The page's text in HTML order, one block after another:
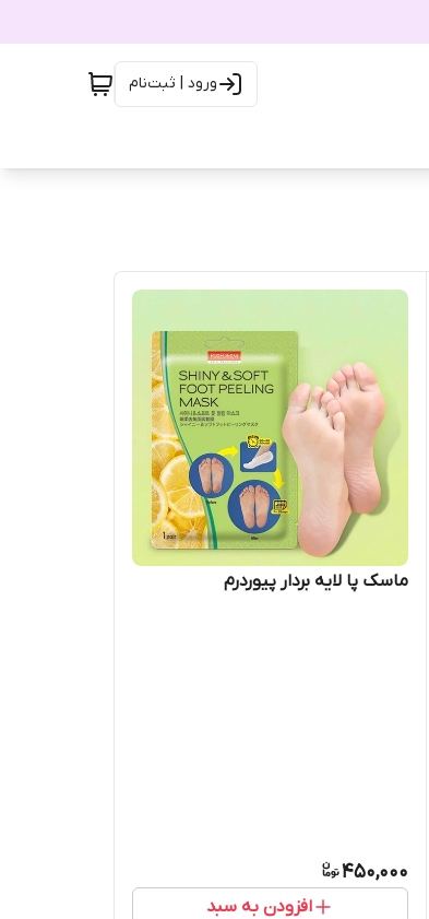
ورود | ثبت‌نام
ماسک پا لایه بردار پیوردرم
450,000
افزودن به سبد